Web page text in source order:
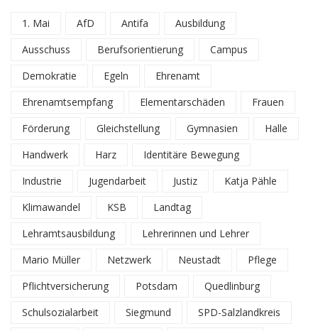
1. Mai AfD Antifa
Ausbildung
Ausschuss
Berufsorientierung
Campus
Demokratie
Egeln
Ehrenamt
Ehrenamtsempfang
Elementarschäden
Frauen
Förderung
Gleichstellung Gymnasien
Halle
Handwerk
Harz
Identitäre Bewegung
Industrie
Jugendarbeit Justiz
Katja Pähle
Klimawandel
KSB
Landtag
Lehramtsausbildung
Lehrerinnen und Lehrer
Mario Müller
Netzwerk Neustadt
Pflege
Pflichtversicherung
Potsdam
Quedlinburg
Schulsozialarbeit
Siegmund
SPD-Salzlandkreis